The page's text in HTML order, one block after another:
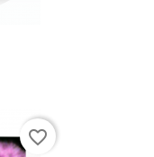
favorite_border